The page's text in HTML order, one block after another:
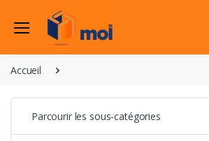
Accueil
Parcourir les sous-catégories